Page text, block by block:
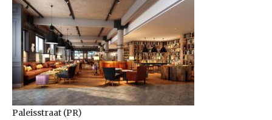
Paleisstraat (PR)